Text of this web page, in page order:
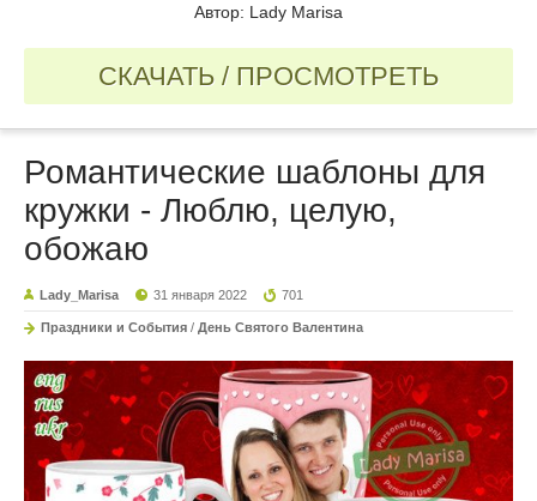
Автор: Lady Marisa
СКАЧАТЬ / ПРОСМОТРЕТЬ
Романтические шаблоны для
кружки - Люблю, целую,
обожаю
Lady_Marisa 31 января 2022 701
Праздники и События / День Святого Валентина